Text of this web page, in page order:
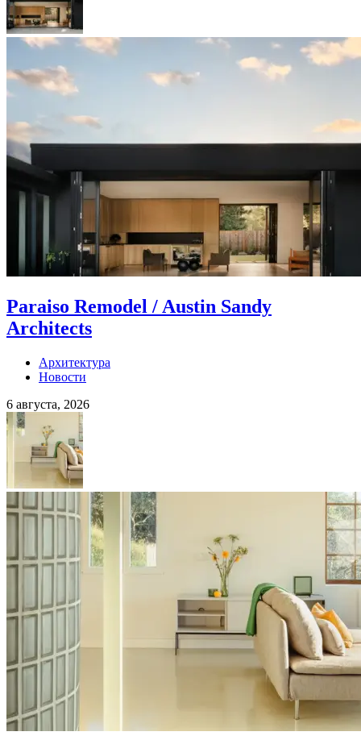
Paraiso Remodel / Austin Sandy
Architects
Архитектура
Новости
6 августа, 2026